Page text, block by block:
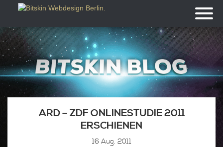
ARD – ZDF ONLINESTUDIE 2011
ERSCHIENEN
16 Aug. 2011